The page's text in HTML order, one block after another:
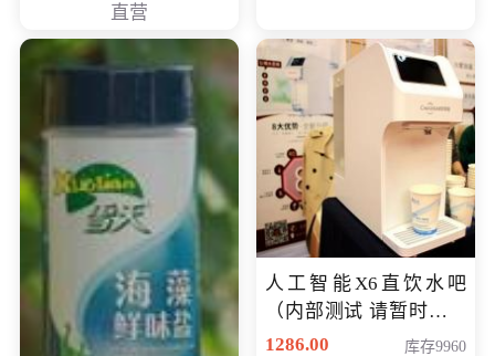
直营
人工智能X6直饮水吧
（内部测试 请暂时不要
购买）
1286.00 库存9960